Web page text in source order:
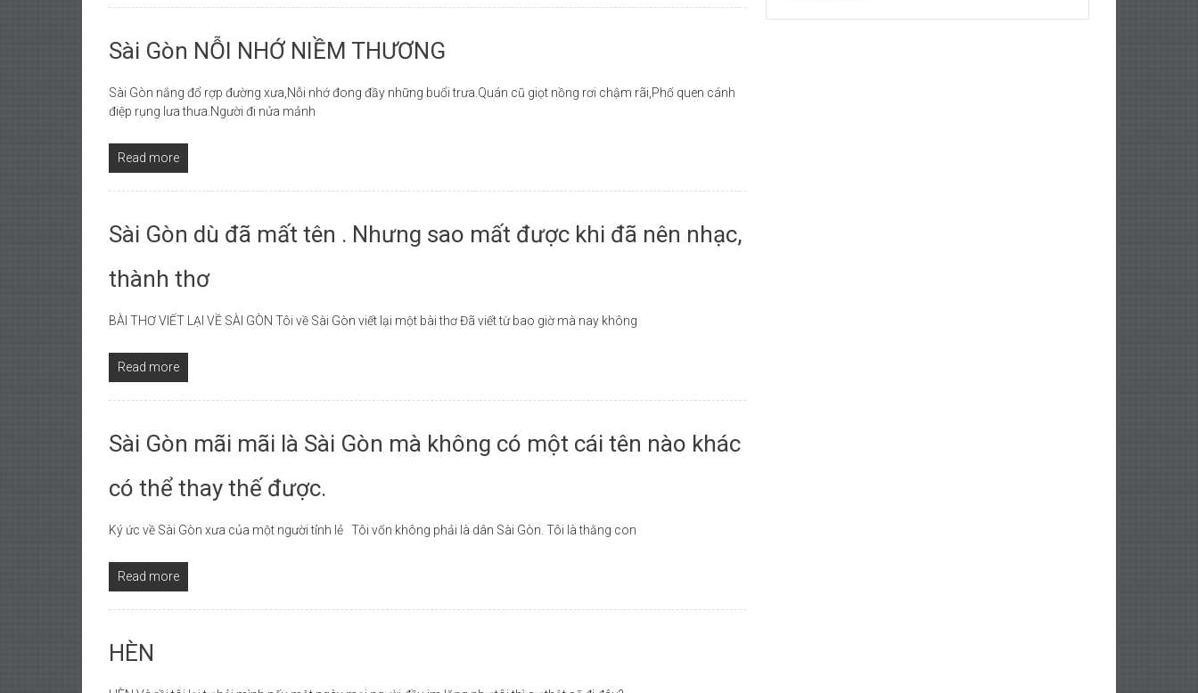
Sài Gòn NỖI NHỚ NIỀM THƯƠNG
Sài Gòn nắng đổ rợp đường xưa,Nỗi nhớ đong đầy những buổi trưa.Quán cũ giọt nồng rơi chậm rãi,Phố quen cánh
điệp rụng lưa thưa.Người đi nửa mảnh
Read more
Sài Gòn dù đã mất tên . Nhưng sao mất được khi đã nên nhạc,
thành thơ
BÀI THƠ VIẾT LẠI VỀ SÀI GÒN Tôi về Sài Gòn viết lại một bài thơ Đã viết từ bao giờ mà nay không
Read more
Sài Gòn mãi mãi là Sài Gòn mà không có một cái tên nào khác
có thể thay thế được.
Ký ức về Sài Gòn xưa của một người tỉnh lẻ Tôi vốn không phải là dân Sài Gòn. Tôi là thằng con
Read more
HÈN